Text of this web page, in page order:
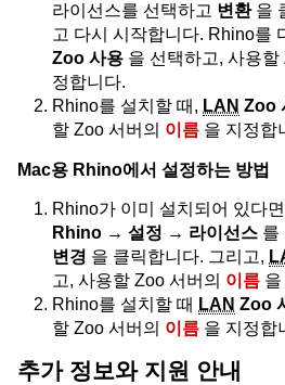
라이선스를 선택하고 변환을
고 다시 시작합니다. Rhino를
Zoo 사용 을 선택하고, 사용할
정합니다.
Rhino를 설치할 때, LAN Zoo
할 Zoo 서버의 이름 을 지정합
Mac용 Rhino에서 설정하는 방법
Rhino가 이미 설치되어 있다
Rhino → 설정 → 라이선스 를
변경 을 클릭합니다. 그리고,
고, 사용할 Zoo 서버의 이름
Rhino를 설치할 때 LAN Zoo
할 Zoo 서버의 이름 을 지정합
추가 정보와 지원 안내